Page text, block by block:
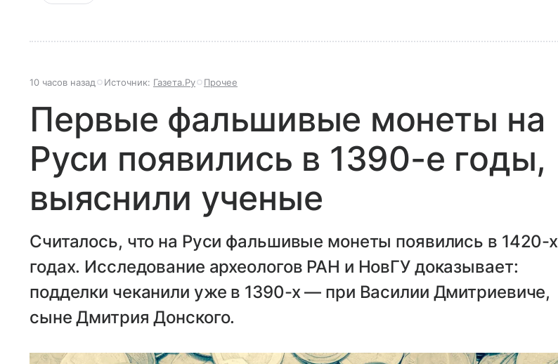
10 часов назад Источник: Газета.Ру Прочее
Первые фальшивые монеты на
Руси появились в 1390-е годы,
выяснили ученые
Считалось, что на Руси фальшивые монеты появились в 1420-х
годах. Исследование археологов РАН и НовГУ доказывает:
подделки чеканили уже в 1390-х — при Василии Дмитриевиче,
сыне Дмитрия Донского.